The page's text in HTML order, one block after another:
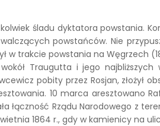
śladu dyktatora powstania.
powstańców. Nie
w trakcie powstania na Węgrzech
Traugutta i jego
pobity przez Rosjan, złożył
10 marca aresztowano
łączność Rządu Narodowego z
1864 r., gdy w kamienicy na